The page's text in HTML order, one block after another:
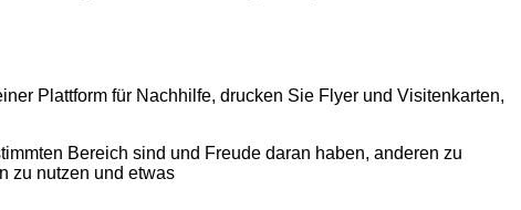
Plattform für Nachhilfe, drucken Sie Flyer und Visitenkarten,
Bereich sind und Freude daran haben, anderen zu
zu nutzen und etwas